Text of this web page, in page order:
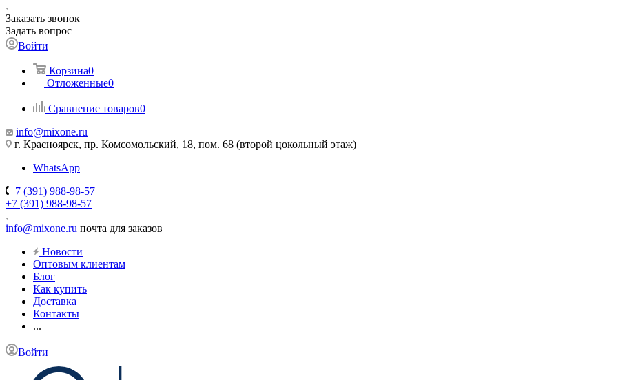
Заказать звонок
Задать вопрос
Войти
Корзина0
Отложенные0
Сравнение товаров0
info@mixone.ru
г. Красноярск, пр. Комсомольский, 18, пом. 68 (второй цокольный этаж)
WhatsApp
+7 (391) 988-98-57
+7 (391) 988-98-57
info@mixone.ru почта для заказов
Новости
Оптовым клиентам
Блог
Как купить
Доставка
Контакты
...
Войти